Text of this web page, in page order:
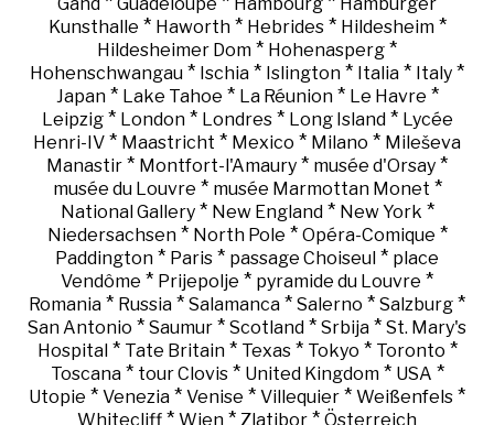
Kunsthalle * Haworth* Hebrides* Hildesheim*
Hildesheimer Dom * Hohenasperg *
Hohenschwangau * Ischia * Islington * Italia * Italy *
Japan* Lake Tahoe * La Réunion* Le Havre *
Leipzig* London* Londres* Long Island* Lycée
Henri-IV * Maastricht * Mexico * Milano * Mileševa
Manastir * Montfort-l'Amaury * musée d'Orsay *
musée du Louvre * musée Marmottan Monet *
National Gallery* New England* New York *
Niedersachsen* North Pole * Opéra-Comique *
Paddington * Paris * passage Choiseul * place
Vendôme * Prijepolje * pyramide du Louvre *
Romania * Russia * Salamanca * Salerno * Salzburg *
San Antonio * Saumur * Scotland * Srbija * St. Mary's
Hospital* Tate Britain* Texas* Tokyo * Toronto *
Toscana* tour Clovis* United Kingdom* USA *
Utopie * Venezia * Venise * Villequier * Weißenfels *
Whitecliff * Wien * Zlatibor * Österreich